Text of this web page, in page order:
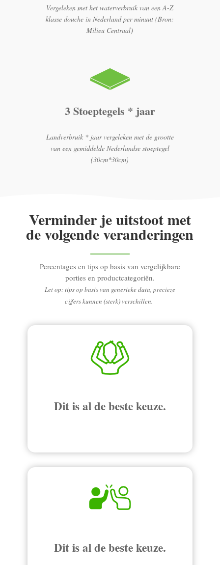
Vergeleken met het waterverbruik van een A-Z
klasse douche in Nederland per minuut (Bron:
Milieu Centraal)
3 Stoeptegels * jaar
Landverbruik * jaar vergeleken met de grootte
van een gemiddelde Nederlandse stoeptegel
(30cm*30cm)
Verminder je uitstoot met
de volgende veranderingen
Percentages en tips op basis van vergelijkbare
porties en productcategoriën.
Let op: tips op basis van generieke data, precieze
cijfers kunnen (sterk) verschillen.
Dit is al de beste keuze.
Dit is al de beste keuze.